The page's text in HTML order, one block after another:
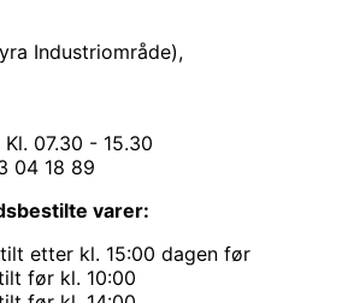
Industriområde),
Kl. 07.30 - 15.30
04 18 89
varer:
etter kl. 15:00 dagen før
før kl. 10:00